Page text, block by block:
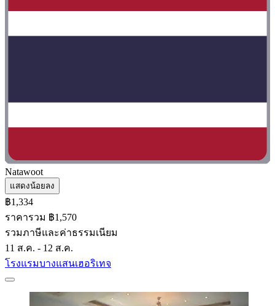
Natawoot
แสดงน้อยลง
฿1,334
ราคารวม ฿1,570
รวมภาษีและค่าธรรมเนียม
11 ส.ค. - 12 ส.ค.
โรงแรมบางแสนเฮอริเทจ